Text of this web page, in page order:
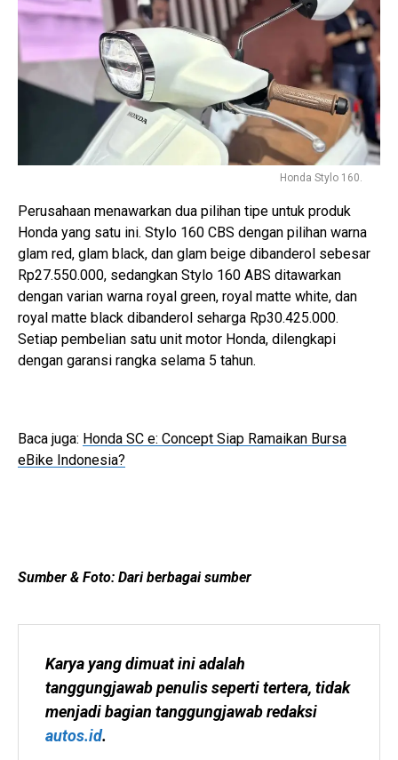
Honda Stylo 160.
Perusahaan menawarkan dua pilihan tipe untuk produk
Honda yang satu ini. Stylo 160 CBS dengan pilihan warna
glam red, glam black, dan glam beige dibanderol sebesar
Rp27.550.000, sedangkan Stylo 160 ABS ditawarkan
dengan varian warna royal green, royal matte white, dan
royal matte black dibanderol seharga Rp30.425.000.
Setiap pembelian satu unit motor Honda, dilengkapi
dengan garansi rangka selama 5 tahun.
Baca juga: Honda SC e: Concept Siap Ramaikan Bursa
eBike Indonesia?
Sumber & Foto: Dari berbagai sumber
Karya yang dimuat ini adalah
tanggungjawab penulis seperti tertera, tidak
autos.id.